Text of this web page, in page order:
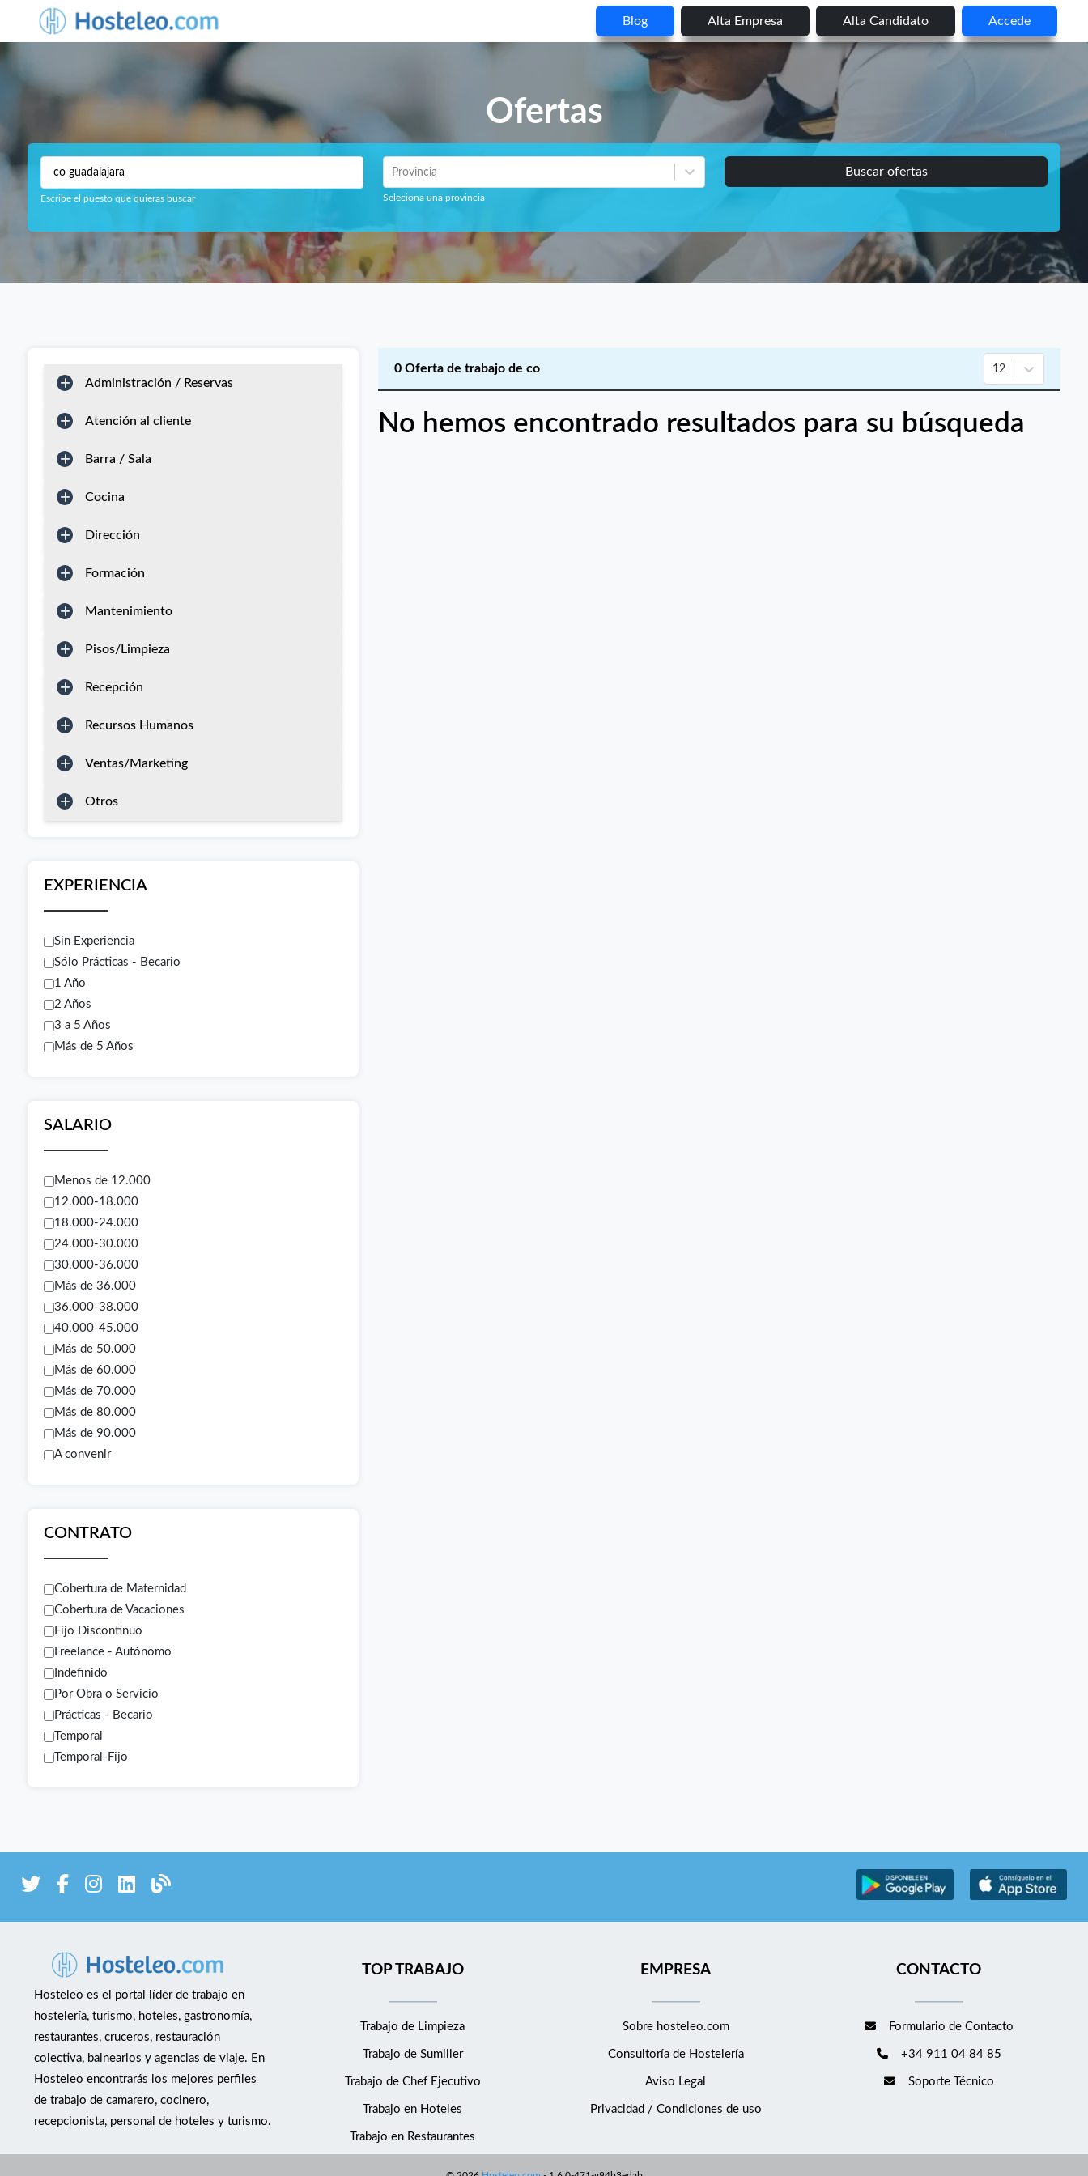
Blog Alta Empresa Alta Candidato Accede
Ofertas
Escribe el puesto que quieras buscar
Provincia
Seleciona una provincia
Buscar ofertas
Administración / Reservas
Atención al cliente
Barra / Sala
Cocina
Dirección
Formación
Mantenimiento
Pisos/Limpieza
Recepción
Recursos Humanos
Ventas/Marketing
Otros
EXPERIENCIA
Sin Experiencia
Sólo Prácticas - Becario
1 Año
2 Años
3 a 5 Años
Más de 5 Años
SALARIO
Menos de 12.000
12.000-18.000
18.000-24.000
24.000-30.000
30.000-36.000
Más de 36.000
36.000-38.000
40.000-45.000
Más de 50.000
Más de 60.000
Más de 70.000
Más de 80.000
Más de 90.000
A convenir
CONTRATO
Cobertura de Maternidad
Cobertura de Vacaciones
Fijo Discontinuo
Freelance - Autónomo
Indefinido
Por Obra o Servicio
Prácticas - Becario
Temporal
Temporal-Fijo
0 Oferta de trabajo de co 12
No hemos encontrado resultados para su búsqueda
Hosteleo es el portal líder de trabajo en
hostelería, turismo, hoteles, gastronomía,
restaurantes, cruceros, restauración
colectiva, balnearios y agencias de viaje. En
Hosteleo encontrarás los mejores perfiles
de trabajo de camarero, cocinero,
recepcionista, personal de hoteles y turismo.
TOP TRABAJO
Trabajo de Limpieza
Trabajo de Sumiller
Trabajo de Chef Ejecutivo
Trabajo en Hoteles
Trabajo en Restaurantes
EMPRESA
Sobre hosteleo.com
Consultoría de Hostelería
Aviso Legal
Privacidad / Condiciones de uso
CONTACTO
Formulario de Contacto
+34 911 04 84 85
Soporte Técnico